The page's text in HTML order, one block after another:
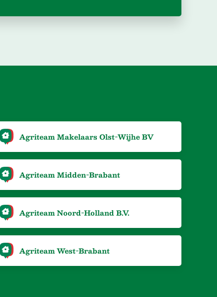
Agriteam Makelaars Olst-Wijhe BV
Agriteam Midden-Brabant
Agriteam Noord-Holland B.V.
Agriteam West-Brabant